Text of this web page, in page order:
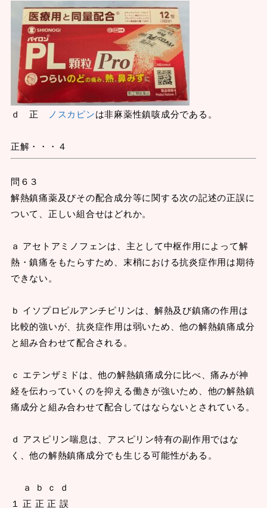
ｄ 正 ノスカピンは非麻薬性鎮咳成分である。
正解・・・４
問６３
解熱鎮痛薬及びその配合成分等に関する次の記述の正誤に
ついて、正しい組合せはどれか。
ａ アセトアミノフェンは、主として中枢作用によって解
熱・鎮痛をもたらすため、末梢における抗炎症作用は期待
できない。
ｂ イソプロピルアンチピリンは、解熱及び鎮痛の作用は
比較的強いが、抗炎症作用は弱いため、他の解熱鎮痛成分
と組み合わせて配合される。
ｃ エテンザミドは、他の解熱鎮痛成分に比べ、痛みが神
経を伝わっていくのを抑える働きが強いため、他の解熱鎮
痛成分と組み合わせて配合してはならないとされている。
ｄ アスピリン喘息は、アスピリン特有の副作用ではな
く、他の解熱鎮痛成分でも生じる可能性がある。
ａ ｂ ｃ ｄ
１ 正 正 正 誤